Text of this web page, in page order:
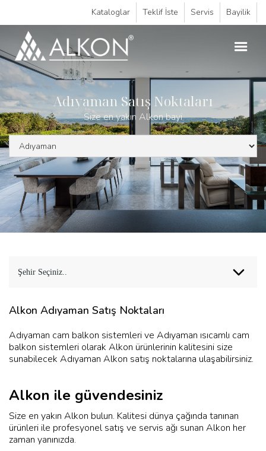
Bayilik
Servis
Teklif İste
Kataloglar
Adıyaman Satış Noktaları
Size en yakın Alkon bayi
Şehir Seçiniz..
Alkon Adıyaman Satış Noktaları
Adıyaman cam balkon sistemleri ve Adıyaman ısıcamlı cam
balkon sistemleri olarak Alkon ürünlerinin kalitesini size
sunabilecek Adıyaman Alkon satış noktalarına ulaşabilirsiniz.
Alkon ile güvendesiniz
Size en yakın Alkon bulun. Kalitesi dünya çağında tanınan
ürünleri ile profesyonel satış ve servis ağı sunan Alkon her
zaman yanınızda.